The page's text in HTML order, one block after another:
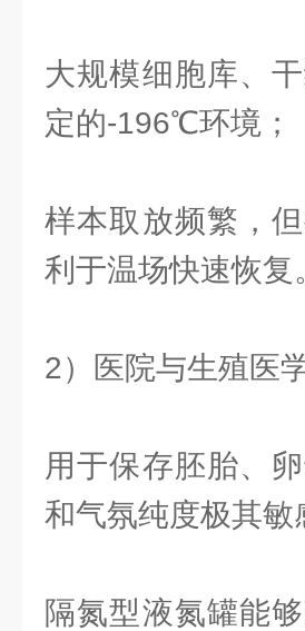
大规模细胞库、
定的-196℃环境；
样本取放频繁，
利于温场快速恢复
2）医院与生殖医
用于保存胚胎、
和气氛纯度极其敏
隔氮型液氮罐能